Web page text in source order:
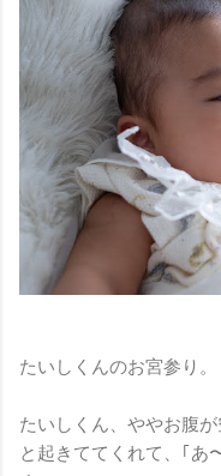
たいしくんのお宮参り。
たいしくん、ややお腹
と起きててくれて、｢あ